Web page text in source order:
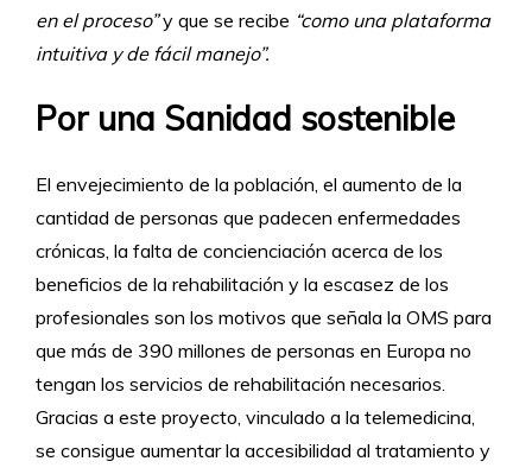
en el proceso”y que se recibe “como una plataforma
intuitiva y de fácil manejo”.
Por una Sanidad sostenible
El envejecimiento de la población, el aumento de la
cantidad de personas que padecen enfermedades
crónicas, la falta de concienciación acerca de los
beneficios de la rehabilitación y la escasez de los
profesionales son los motivos que señala la OMS para
que más de 390 millones de personas en Europa no
tengan los servicios de rehabilitación necesarios.
Gracias a este proyecto, vinculado a la telemedicina,
se consigue aumentar la accesibilidad al tratamiento y